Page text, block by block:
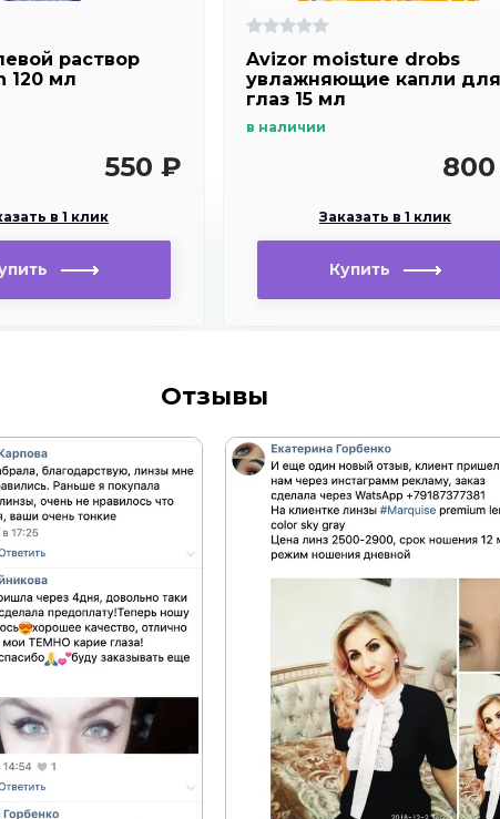
раствор
120 мл
550 ₽
в 1 клик
Avizor moisture drobs
увлажняющие капли для
глаз 15 мл
в наличии
Заказать в 1 клик
Отзывы